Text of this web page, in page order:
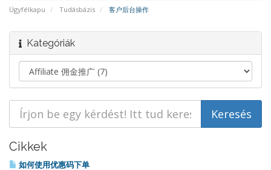
Ügyfélkapu Tudásbázis 客户后台操作
Kategóriák
Cikkek
如何使用优惠码下单